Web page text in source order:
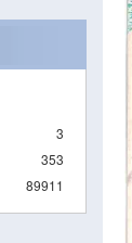
3
353
89911